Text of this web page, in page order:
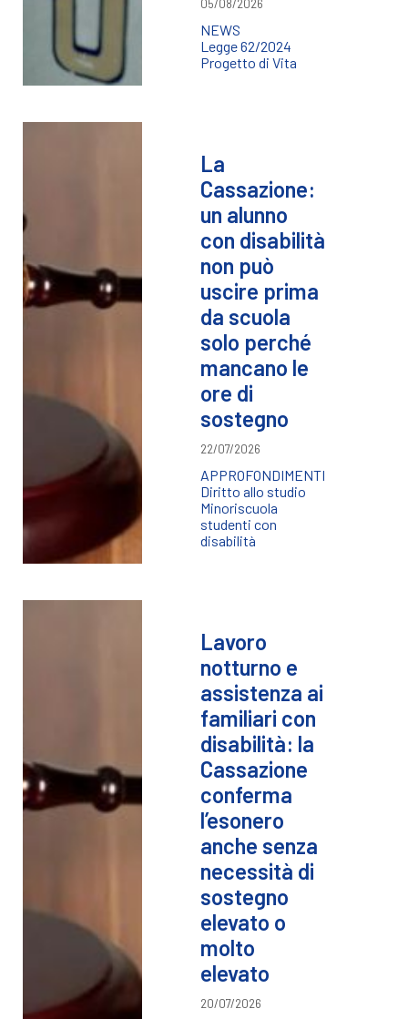
05/08/2026
NEWS
Legge 62/2024
Progetto di Vita
La
Cassazione:
un alunno
con disabilità
non può
uscire prima
da scuola
solo perché
mancano le
ore di
sostegno
22/07/2026
APPROFONDIMENTI
Diritto allo studio
Minoriscuola
studenti con
disabilità
Lavoro
notturno e
assistenza ai
familiari con
disabilità: la
Cassazione
conferma
l’esonero
anche senza
necessità di
sostegno
elevato o
molto
elevato
20/07/2026